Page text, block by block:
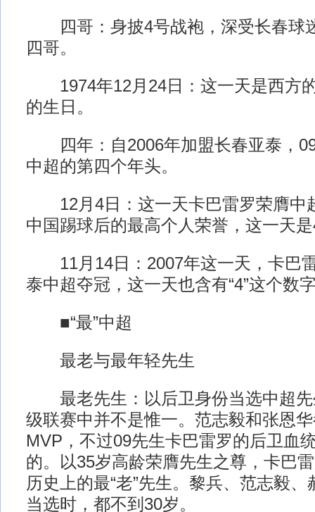
四哥：身披4号战袍，深受长春球
四哥。
1974年12月24日：这一天是西方
的生日。
四年：自2006年加盟长春亚泰，
中超的第四个年头。
12月4日：这一天卡巴雷罗荣膺中
中国踢球后的最高个人荣誉，这一天
11月14日：2007年这一天，卡巴
泰中超夺冠，这一天也含有“4”这个数
■“最”中超
最老与最年轻先生
最老先生：以后卫身份当选中超先
级联赛中并不是惟一。范志毅和张恩
MVP，不过09先生卡巴雷罗的后卫血
的。以35岁高龄荣膺先生之尊，卡巴
历史上的最“老”先生。黎兵、范志毅
当选时，都不到30岁。